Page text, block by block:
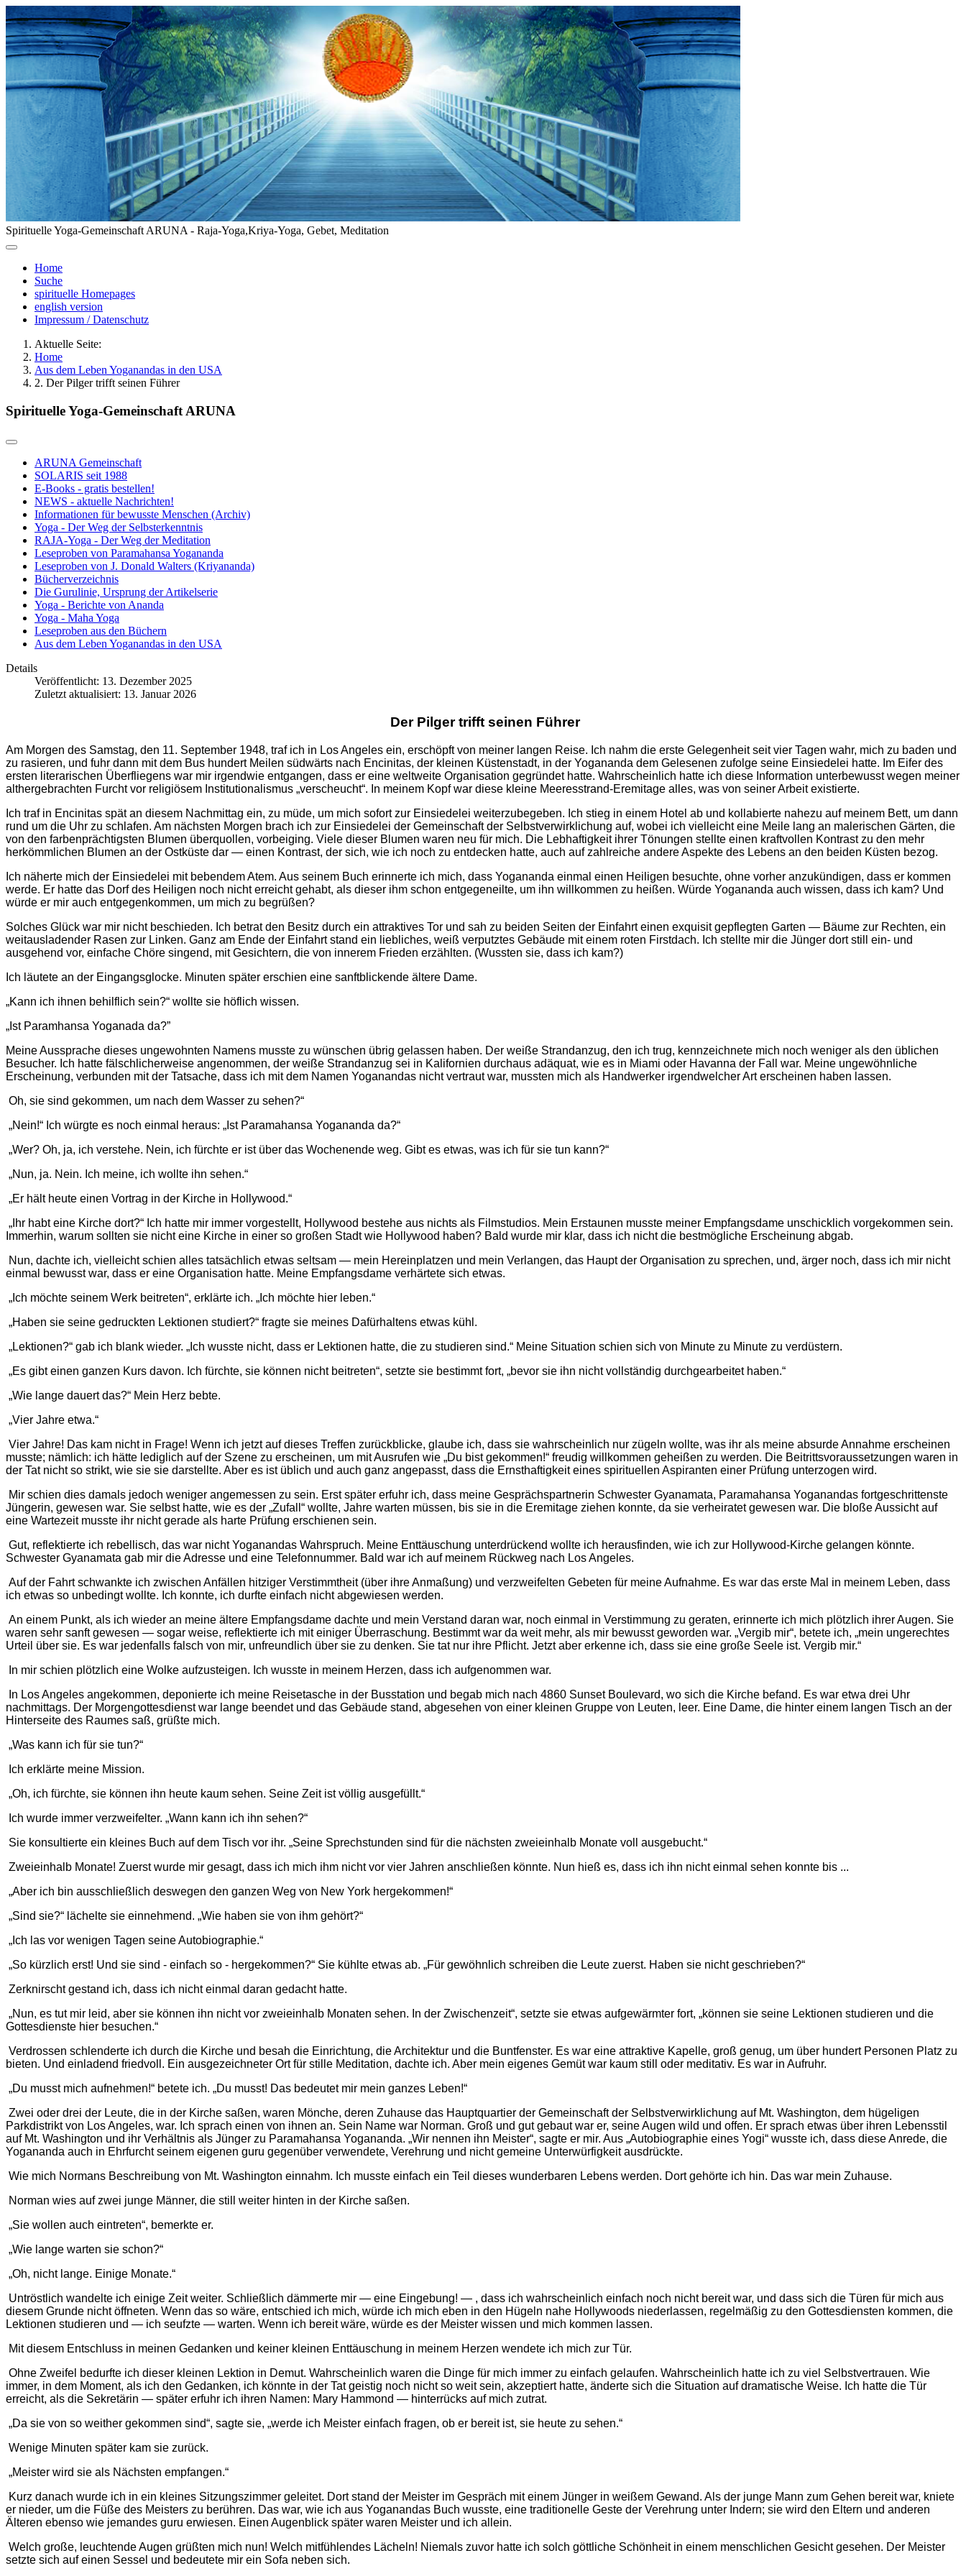
Spirituelle Yoga-Gemeinschaft ARUNA - Raja-Yoga,Kriya-Yoga, Gebet, Meditation
Home
Suche
spirituelle Homepages
english version
Impressum / Datenschutz
Aktuelle Seite:
Home
Aus dem Leben Yoganandas in den USA
2. Der Pilger trifft seinen Führer
Spirituelle Yoga-Gemeinschaft ARUNA
ARUNA Gemeinschaft
SOLARIS seit 1988
E-Books - gratis bestellen!
NEWS - aktuelle Nachrichten!
Informationen für bewusste Menschen (Archiv)
Yoga - Der Weg der Selbsterkenntnis
RAJA-Yoga - Der Weg der Meditation
Leseproben von Paramahansa Yogananda
Leseproben von J. Donald Walters (Kriyananda)
Bücherverzeichnis
Die Gurulinie, Ursprung der Artikelserie
Yoga - Berichte von Ananda
Yoga - Maha Yoga
Leseproben aus den Büchern
Aus dem Leben Yoganandas in den USA
Details
Veröffentlicht: 13. Dezember 2025
Zuletzt aktualisiert: 13. Januar 2026
Der Pilger trifft seinen Führer
Am Morgen des Samstag, den 11. September 1948, traf ich in Los Angeles ein, erschöpft von meiner langen Reise. Ich nahm die erste Gelegenheit seit vier Tagen wahr, mich zu baden und
zu rasieren, und fuhr dann mit dem Bus hundert Meilen südwärts nach Encinitas, der kleinen Küstenstadt, in der Yogananda dem Gelesenen zufolge seine Einsiedelei hatte. Im Eifer des
ersten literarischen Überfliegens war mir irgendwie entgangen, dass er eine weltweite Organisation gegründet hatte. Wahrscheinlich hatte ich diese Information unterbewusst wegen meiner
althergebrachten Furcht vor religiösem Institutionalismus „verscheucht“. In meinem Kopf war diese kleine Meeresstrand-Eremitage alles, was von seiner Arbeit existierte.
Ich traf in Encinitas spät an diesem Nachmittag ein, zu müde, um mich sofort zur Einsiedelei weiterzubegeben. Ich stieg in einem Hotel ab und kollabierte nahezu auf meinem Bett, um dann
rund um die Uhr zu schlafen. Am nächsten Morgen brach ich zur Einsiedelei der Gemeinschaft der Selbstverwirklichung auf, wobei ich vielleicht eine Meile lang an malerischen Gärten, die
von den farbenprächtigsten Blumen überquollen, vorbeiging. Viele dieser Blumen waren neu für mich. Die Lebhaftigkeit ihrer Tönungen stellte einen kraftvollen Kontrast zu den mehr
herkömmlichen Blumen an der Ostküste dar — einen Kontrast, der sich, wie ich noch zu entdecken hatte, auch auf zahlreiche andere Aspekte des Lebens an den beiden Küsten bezog.
Ich näherte mich der Einsiedelei mit bebendem Atem. Aus seinem Buch erinnerte ich mich, dass Yogananda einmal einen Heiligen besuchte, ohne vorher anzukündigen, dass er kommen
werde. Er hatte das Dorf des Heiligen noch nicht erreicht gehabt, als dieser ihm schon entgegeneilte, um ihn willkommen zu heißen. Würde Yogananda auch wissen, dass ich kam? Und
würde er mir auch entgegenkommen, um mich zu begrüßen?
Solches Glück war mir nicht beschieden. Ich betrat den Besitz durch ein attraktives Tor und sah zu beiden Seiten der Einfahrt einen exquisit gepflegten Garten — Bäume zur Rechten, ein
weitausladender Rasen zur Linken. Ganz am Ende der Einfahrt stand ein liebliches, weiß verputztes Gebäude mit einem roten Firstdach. Ich stellte mir die Jünger dort still ein- und
ausgehend vor, einfache Chöre singend, mit Gesichtern, die von innerem Frieden erzählten. (Wussten sie, dass ich kam?)
Ich läutete an der Eingangsglocke. Minuten später erschien eine sanftblickende ältere Dame.
„Kann ich ihnen behilflich sein?“ wollte sie höflich wissen.
„Ist Paramhansa Yoganada da?”
Meine Aussprache dieses ungewohnten Namens musste zu wünschen übrig gelassen haben. Der weiße Strandanzug, den ich trug, kennzeichnete mich noch weniger als den üblichen
Besucher. Ich hatte fälschlicherweise angenommen, der weiße Strandanzug sei in Kalifornien durchaus adäquat, wie es in Miami oder Havanna der Fall war. Meine ungewöhnliche
Erscheinung, verbunden mit der Tatsache, dass ich mit dem Namen Yoganandas nicht vertraut war, mussten mich als Handwerker irgendwelcher Art erscheinen haben lassen.
Oh, sie sind gekommen, um nach dem Wasser zu sehen?“
„Nein!“ Ich würgte es noch einmal heraus: „Ist Paramahansa Yogananda da?“
„Wer? Oh, ja, ich verstehe. Nein, ich fürchte er ist über das Wochenende weg. Gibt es etwas, was ich für sie tun kann?“
„Nun, ja. Nein. Ich meine, ich wollte ihn sehen.“
„Er hält heute einen Vortrag in der Kirche in Hollywood.“
„Ihr habt eine Kirche dort?“ Ich hatte mir immer vorgestellt, Hollywood bestehe aus nichts als Filmstudios. Mein Erstaunen musste meiner Empfangsdame unschicklich vorgekommen sein.
Immerhin, warum sollten sie nicht eine Kirche in einer so großen Stadt wie Hollywood haben? Bald wurde mir klar, dass ich nicht die bestmögliche Erscheinung abgab.
Nun, dachte ich, vielleicht schien alles tatsächlich etwas seltsam — mein Hereinplatzen und mein Verlangen, das Haupt der Organisation zu sprechen, und, ärger noch, dass ich mir nicht
einmal bewusst war, dass er eine Organisation hatte. Meine Empfangsdame verhärtete sich etwas.
„Ich möchte seinem Werk beitreten“, erklärte ich. „Ich möchte hier leben.“
„Haben sie seine gedruckten Lektionen studiert?“ fragte sie meines Dafürhaltens etwas kühl.
„Lektionen?“ gab ich blank wieder. „Ich wusste nicht, dass er Lektionen hatte, die zu studieren sind.“ Meine Situation schien sich von Minute zu Minute zu verdüstern.
„Es gibt einen ganzen Kurs davon. Ich fürchte, sie können nicht beitreten“, setzte sie bestimmt fort, „bevor sie ihn nicht vollständig durchgearbeitet haben.“
„Wie lange dauert das?“ Mein Herz bebte.
„Vier Jahre etwa.“
Vier Jahre! Das kam nicht in Frage! Wenn ich jetzt auf dieses Treffen zurückblicke, glaube ich, dass sie wahrscheinlich nur zügeln wollte, was ihr als meine absurde Annahme erscheinen
musste; nämlich: ich hätte lediglich auf der Szene zu erscheinen, um mit Ausrufen wie „Du bist gekommen!“ freudig willkommen geheißen zu werden. Die Beitrittsvoraussetzungen waren in
der Tat nicht so strikt, wie sie sie darstellte. Aber es ist üblich und auch ganz angepasst, dass die Ernsthaftigkeit eines spirituellen Aspiranten einer Prüfung unterzogen wird.
Mir schien dies damals jedoch weniger angemessen zu sein. Erst später erfuhr ich, dass meine Gesprächspartnerin Schwester Gyanamata, Paramahansa Yoganandas fortgeschrittenste
Jüngerin, gewesen war. Sie selbst hatte, wie es der „Zufall“ wollte, Jahre warten müssen, bis sie in die Eremitage ziehen konnte, da sie verheiratet gewesen war. Die bloße Aussicht auf
eine Wartezeit musste ihr nicht gerade als harte Prüfung erschienen sein.
Gut, reflektierte ich rebellisch, das war nicht Yoganandas Wahrspruch. Meine Enttäuschung unterdrückend wollte ich herausfinden, wie ich zur Hollywood-Kirche gelangen könnte.
Schwester Gyanamata gab mir die Adresse und eine Telefonnummer. Bald war ich auf meinem Rückweg nach Los Angeles.
Auf der Fahrt schwankte ich zwischen Anfällen hitziger Verstimmtheit (über ihre Anmaßung) und verzweifelten Gebeten für meine Aufnahme. Es war das erste Mal in meinem Leben, dass
ich etwas so unbedingt wollte. Ich konnte, ich durfte einfach nicht abgewiesen werden.
An einem Punkt, als ich wieder an meine ältere Empfangsdame dachte und mein Verstand daran war, noch einmal in Verstimmung zu geraten, erinnerte ich mich plötzlich ihrer Augen. Sie
waren sehr sanft gewesen — sogar weise, reflektierte ich mit einiger Überraschung. Bestimmt war da weit mehr, als mir bewusst geworden war. „Vergib mir“, betete ich, „mein ungerechtes
Urteil über sie. Es war jedenfalls falsch von mir, unfreundlich über sie zu denken. Sie tat nur ihre Pflicht. Jetzt aber erkenne ich, dass sie eine große Seele ist. Vergib mir.“
In mir schien plötzlich eine Wolke aufzusteigen. Ich wusste in meinem Herzen, dass ich aufgenommen war.
In Los Angeles angekommen, deponierte ich meine Reisetasche in der Busstation und begab mich nach 4860 Sunset Boulevard, wo sich die Kirche befand. Es war etwa drei Uhr
nachmittags. Der Morgengottesdienst war lange beendet und das Gebäude stand, abgesehen von einer kleinen Gruppe von Leuten, leer. Eine Dame, die hinter einem langen Tisch an der
Hinterseite des Raumes saß, grüßte mich.
„Was kann ich für sie tun?“
Ich erklärte meine Mission.
„Oh, ich fürchte, sie können ihn heute kaum sehen. Seine Zeit ist völlig ausgefüllt.“
Ich wurde immer verzweifelter. „Wann kann ich ihn sehen?“
Sie konsultierte ein kleines Buch auf dem Tisch vor ihr. „Seine Sprechstunden sind für die nächsten zweieinhalb Monate voll ausgebucht.“
Zweieinhalb Monate! Zuerst wurde mir gesagt, dass ich mich ihm nicht vor vier Jahren anschließen könnte. Nun hieß es, dass ich ihn nicht einmal sehen konnte bis ...
„Aber ich bin ausschließlich deswegen den ganzen Weg von New York hergekommen!“
„Sind sie?“ lächelte sie einnehmend. „Wie haben sie von ihm gehört?“
„Ich las vor wenigen Tagen seine Autobiographie.“
„So kürzlich erst! Und sie sind - einfach so - hergekommen?“ Sie kühlte etwas ab. „Für gewöhnlich schreiben die Leute zuerst. Haben sie nicht geschrieben?“
Zerknirscht gestand ich, dass ich nicht einmal daran gedacht hatte.
„Nun, es tut mir leid, aber sie können ihn nicht vor zweieinhalb Monaten sehen. In der Zwischenzeit“, setzte sie etwas aufgewärmter fort, „können sie seine Lektionen studieren und die
Gottesdienste hier besuchen.“
Verdrossen schlenderte ich durch die Kirche und besah die Einrichtung, die Architektur und die Buntfenster. Es war eine attraktive Kapelle, groß genug, um über hundert Personen Platz zu
bieten. Und einladend friedvoll. Ein ausgezeichneter Ort für stille Meditation, dachte ich. Aber mein eigenes Gemüt war kaum still oder meditativ. Es war in Aufruhr.
„Du musst mich aufnehmen!“ betete ich. „Du musst! Das bedeutet mir mein ganzes Leben!“
Zwei oder drei der Leute, die in der Kirche saßen, waren Mönche, deren Zuhause das Hauptquartier der Gemeinschaft der Selbstverwirklichung auf Mt. Washington, dem hügeligen
Parkdistrikt von Los Angeles, war. Ich sprach einen von ihnen an. Sein Name war Norman. Groß und gut gebaut war er, seine Augen wild und offen. Er sprach etwas über ihren Lebensstil
auf Mt. Washington und ihr Verhältnis als Jünger zu Paramahansa Yogananda. „Wir nennen ihn Meister“, sagte er mir. Aus „Autobiographie eines Yogi“ wusste ich, dass diese Anrede, die
Yogananda auch in Ehrfurcht seinem eigenen guru gegenüber verwendete, Verehrung und nicht gemeine Unterwürfigkeit ausdrückte.
Wie mich Normans Beschreibung von Mt. Washington einnahm. Ich musste einfach ein Teil dieses wunderbaren Lebens werden. Dort gehörte ich hin. Das war mein Zuhause.
Norman wies auf zwei junge Männer, die still weiter hinten in der Kirche saßen.
„Sie wollen auch eintreten“, bemerkte er.
„Wie lange warten sie schon?“
„Oh, nicht lange. Einige Monate.“
Untröstlich wandelte ich einige Zeit weiter. Schließlich dämmerte mir — eine Eingebung! — , dass ich wahrscheinlich einfach noch nicht bereit war, und dass sich die Türen für mich aus
diesem Grunde nicht öffneten. Wenn das so wäre, entschied ich mich, würde ich mich eben in den Hügeln nahe Hollywoods niederlassen, regelmäßig zu den Gottesdiensten kommen, die
Lektionen studieren und — ich seufzte — warten. Wenn ich bereit wäre, würde es der Meister wissen und mich kommen lassen.
Mit diesem Entschluss in meinen Gedanken und keiner kleinen Enttäuschung in meinem Herzen wendete ich mich zur Tür.
Ohne Zweifel bedurfte ich dieser kleinen Lektion in Demut. Wahrscheinlich waren die Dinge für mich immer zu einfach gelaufen. Wahrscheinlich hatte ich zu viel Selbstvertrauen. Wie
immer, in dem Moment, als ich den Gedanken, ich könnte in der Tat geistig noch nicht so weit sein, akzeptiert hatte, änderte sich die Situation auf dramatische Weise. Ich hatte die Tür
erreicht, als die Sekretärin — später erfuhr ich ihren Namen: Mary Hammond — hinterrücks auf mich zutrat.
„Da sie von so weither gekommen sind“, sagte sie, „werde ich Meister einfach fragen, ob er bereit ist, sie heute zu sehen.“
Wenige Minuten später kam sie zurück.
„Meister wird sie als Nächsten empfangen.“
Kurz danach wurde ich in ein kleines Sitzungszimmer geleitet. Dort stand der Meister im Gespräch mit einem Jünger in weißem Gewand. Als der junge Mann zum Gehen bereit war, kniete
er nieder, um die Füße des Meisters zu berühren. Das war, wie ich aus Yoganandas Buch wusste, eine traditionelle Geste der Verehrung unter Indern; sie wird den Eltern und anderen
Älteren ebenso wie jemandes guru erwiesen. Einen Augenblick später waren Meister und ich allein.
Welch große, leuchtende Augen grüßten mich nun! Welch mitfühlendes Lächeln! Niemals zuvor hatte ich solch göttliche Schönheit in einem menschlichen Gesicht gesehen. Der Meister
setzte sich auf einen Sessel und bedeutete mir ein Sofa neben sich.